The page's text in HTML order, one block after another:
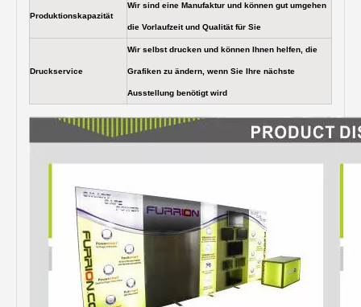
Produktionskapazität
Wir sind eine Manufaktur und können gut umgehen
die Vorlaufzeit und Qualität für Sie
Druckservice
Wir selbst drucken und können Ihnen helfen, die
Grafiken zu ändern, wenn Sie Ihre nächste
Ausstellung benötigt wird